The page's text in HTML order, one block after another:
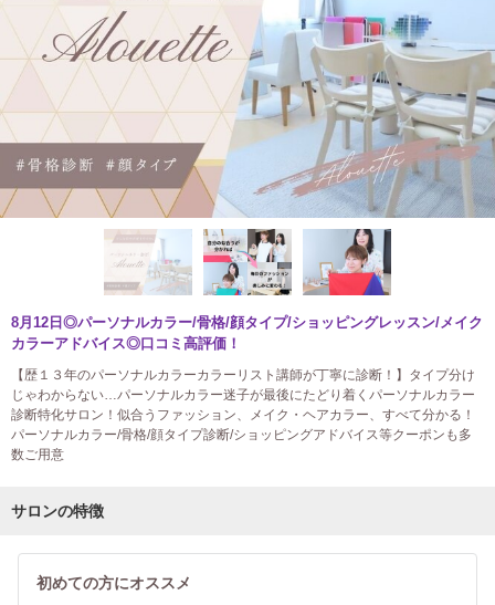
8月12日◎パーソナルカラー/骨格/顔タイプ/ショッピングレッスン/メイク
カラーアドバイス◎口コミ高評価！
【歴１３年のパーソナルカラーカラーリスト講師が丁寧に診断！】タイプ分け
じゃわからない…パーソナルカラー迷子が最後にたどり着くパーソナルカラー
診断特化サロン！似合うファッション、メイク・ヘアカラー、すべて分かる！
パーソナルカラー/骨格/顔タイプ診断/ショッピングアドバイス等クーポンも多
数ご用意
サロンの特徴
初めての方にオススメ